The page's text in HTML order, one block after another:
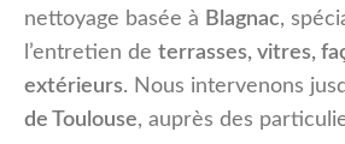
nettoyage basée à Blagnac,
l’entretien de terrasses, vitres,
extérieurs. Nous intervenons
de Toulouse, auprès des